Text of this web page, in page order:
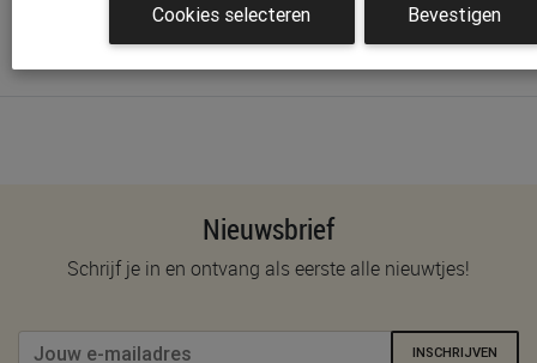
Meld je aan met je Paradisio account om een beoordeling
te plaatsen.
Nieuwsbrief
Schrijf je in en ontvang als eerste alle nieuwtjes!
INSCHRIJVEN
Cookies selecteren Bevestigen